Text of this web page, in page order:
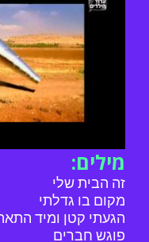
מילים:
זה הבית שלי
מקום בו גדלתי
הגעתי קטן ומיד
פוגש חברים